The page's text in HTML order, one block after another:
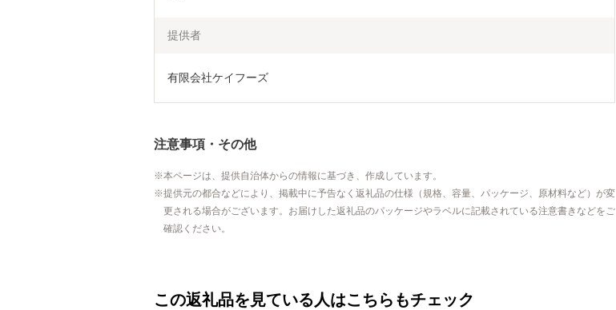
提供者
有限会社ケイフーズ
注意事項・その他
本ページは、提供自治体からの情報に基づき、作成しています。
提供元の都合などにより、掲載中に予告なく返礼品の仕様（規格、容量、パッケージ、原材料など）が変
更される場合がございます。お届けした返礼品のパッケージやラベルに記載されている注意書きなどをご
確認ください。
この返礼品を見ている人はこちらもチェック